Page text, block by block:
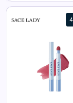
HAUTFILTER
View All Sace